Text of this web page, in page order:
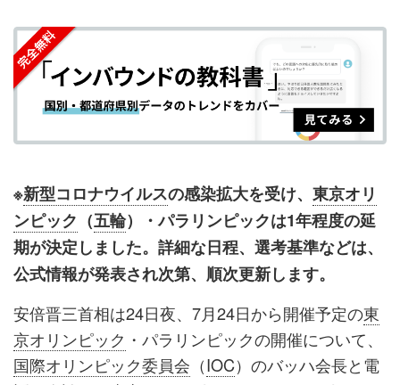
シ
ェ
ア
す
る
シ
ェ
ア
す
る
ク
マ
ー
ク
に
加
購
読
す
る
録
す
※新型コロナウイルスの感染拡大を受け、 東京オリ
ンピック （五輪）・パラリンピックは1年程度の延
期が決定しました。詳細な日程、選考基準などは、
公式情報が発表され次第、順次更新します。
安倍晋三首相は24日夜、7月24日から開催予定の東
京オリンピック ・パラリンピックの開催について、
国際オリンピック委員会 （IOC）のバッハ会長と電